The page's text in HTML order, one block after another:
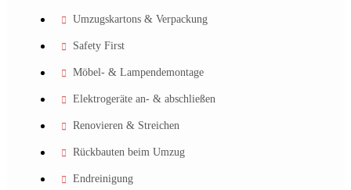
Umzugskartons & Verpackung
Safety First
Möbel- & Lampendemontage
Elektrogeräte an- & abschließen
Renovieren & Streichen
Rückbauten beim Umzug
Endreinigung